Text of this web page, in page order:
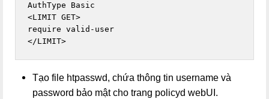
AuthType Basic
<LIMIT GET>
require valid-user
</LIMIT>
Tạo file htpasswd, chứa thông tin username và
password bảo mật cho trang policyd webUI.